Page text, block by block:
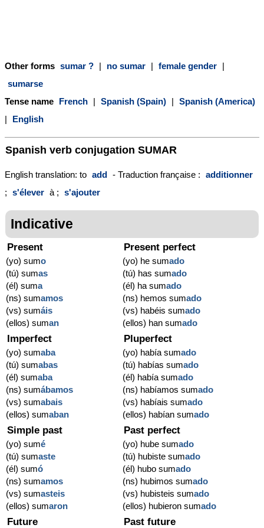
Other forms sumar ? | no sumar | female gender |
sumarse
Tense name French | Spanish (Spain) | Spanish (America)
|
English
Spanish verb conjugation SUMAR
English translation: to add - Traduction française : additionner
; s'élever à ; s'ajouter
Indicative
Present
(yo) sumo
(tú) sumas
(él) suma
(ns) sumamos
(vs) sumáis
(ellos) suman
Present perfect
(yo) he sumado
(tú) has sumado
(él) ha sumado
(ns) hemos sumado
(vs) habéis sumado
(ellos) han sumado
Imperfect
(yo) sumaba
(tú) sumabas
(él) sumaba
(ns) sumábamos
(vs) sumabais
(ellos) sumaban
Pluperfect
(yo) había sumado
(tú) habías sumado
(él) había sumado
(ns) habíamos sumado
(vs) habíais sumado
(ellos) habían sumado
Simple past
(yo) sumé
(tú) sumaste
(él) sumó
(ns) sumamos
(vs) sumasteis
(ellos) sumaron
Past perfect
(yo) hube sumado
(tú) hubiste sumado
(él) hubo sumado
(ns) hubimos sumado
(vs) hubisteis sumado
(ellos) hubieron sumado
Future Past future